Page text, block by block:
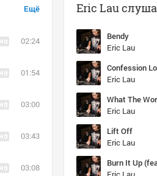
Ещё
02:24
01:54
03:00
03:43
03:08
Eric Lau
Bendy
Eric Lau
Confession
Eric Lau
What The
Eric Lau
Lift Off
Eric Lau